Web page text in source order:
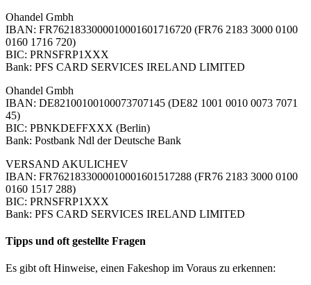
Ohandel Gmbh
IBAN: FR7621833000010001601716720 (FR76 2183 3000 0100
0160 1716 720)
BIC: PRNSFRP1XXX
Bank: PFS CARD SERVICES IRELAND LIMITED
Ohandel Gmbh
IBAN: DE82100100100073707145 (DE82 1001 0010 0073 7071
45)
BIC: PBNKDEFFXXX (Berlin)
Bank: Postbank Ndl der Deutsche Bank
VERSAND AKULICHEV
IBAN: FR7621833000010001601517288 (FR76 2183 3000 0100
0160 1517 288)
BIC: PRNSFRP1XXX
Bank: PFS CARD SERVICES IRELAND LIMITED
Tipps und oft gestellte Fragen
Es gibt oft Hinweise, einen Fakeshop im Voraus zu erkennen: